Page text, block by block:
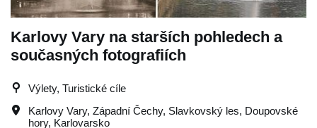
Karlovy Vary na starších pohledech a
současných fotografiích
Výlety, Turistické cíle
Karlovy Vary, Západní Čechy, Slavkovský les, Doupovské
hory, Karlovarsko